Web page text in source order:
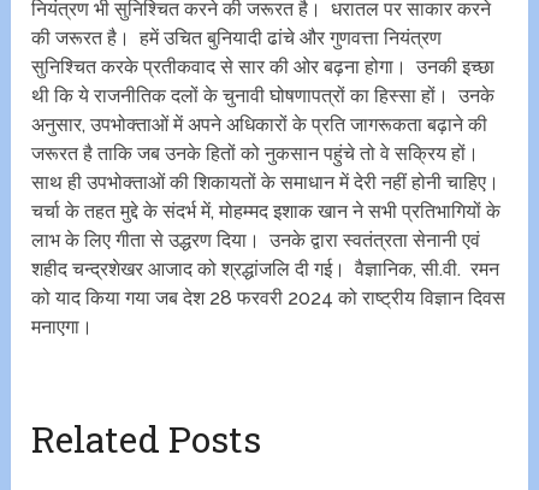
नियंत्रण भी सुनिश्चित करने की जरूरत है। धरातल पर साकार करने
की जरूरत है। हमें उचित बुनियादी ढांचे और गुणवत्ता नियंत्रण
सुनिश्चित करके प्रतीकवाद से सार की ओर बढ़ना होगा। उनकी इच्छा
थी कि ये राजनीतिक दलों के चुनावी घोषणापत्रों का हिस्सा हों। उनके
अनुसार, उपभोक्ताओं में अपने अधिकारों के प्रति जागरूकता बढ़ाने की
जरूरत है ताकि जब उनके हितों को नुकसान पहुंचे तो वे सक्रिय हों।
साथ ही उपभोक्ताओं की शिकायतों के समाधान में देरी नहीं होनी चाहिए।
चर्चा के तहत मुद्दे के संदर्भ में, मोहम्मद इशाक खान ने सभी प्रतिभागियों के
लाभ के लिए गीता से उद्धरण दिया। उनके द्वारा स्वतंत्रता सेनानी एवं
शहीद चन्द्रशेखर आजाद को श्रद्धांजलि दी गई। वैज्ञानिक, सी.वी. रमन
को याद किया गया जब देश 28 फरवरी 2024 को राष्ट्रीय विज्ञान दिवस
मनाएगा।
Related Posts